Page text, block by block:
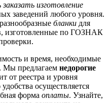
заказать изготовление
заведений любого уровня.
бланки для
изготовленные по ГОЗНАК
и время, необходимые
Мы предлагаем недорогие
от реестра и уровня
осуществляется
форма оплаты. Узнайте,